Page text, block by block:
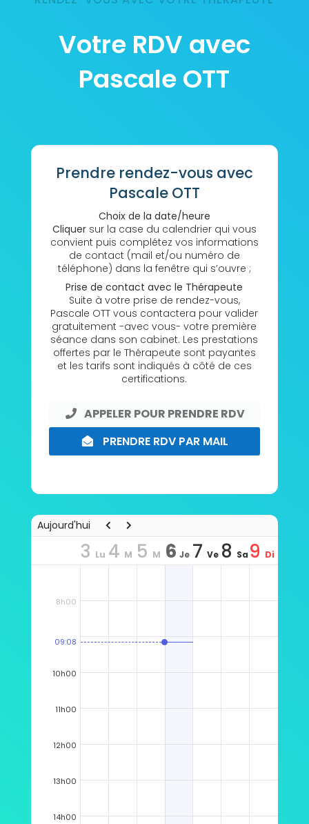
Votre RDV avec
Pascale OTT
Prendre rendez-vous avec
Pascale OTT
Choix de la date/heure
Cliquersur la case du calendrier qui vous
convient puis complétez vos informations
de contact (mail et/ou numéro de
téléphone) dans la fenêtre qui s’ouvre ;
Prise de contact avec le Thérapeute
Suite à votre prise de rendez-vous,
Pascale OTT vous contactera pour valider
gratuitement -avec vous- votre première
séance dans son cabinet. Les prestations
offertes par le Thérapeute sont payantes
et les tarifs sont indiqués à côté de ces
certifications.
APPELER POUR PRENDRE RDV
PRENDRE RDV PAR MAIL
Aujourd'hui
3 Lu 4 M 5 M 6 Je 7 Ve 8 Sa 9 Di
8h00
10h00
11h00
12h00
13h00
14h00
09:08